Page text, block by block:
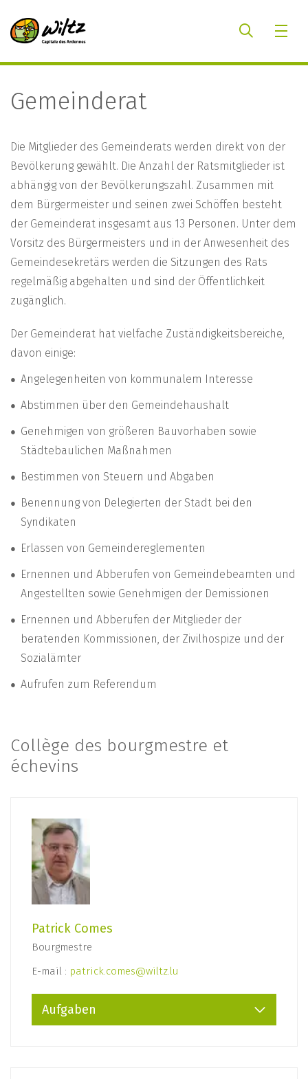
Gemeinderat
Die Mitglieder des Gemeinderats werden direkt von der
Bevölkerung gewählt. Die Anzahl der Ratsmitglieder ist
abhängig von der Bevölkerungszahl. Zusammen mit
dem Bürgermeister und seinen zwei Schöffen besteht
der Gemeinderat insgesamt aus 13 Personen. Unter dem
Vorsitz des Bürgermeisters und in der Anwesenheit des
Gemeindesekretärs werden die Sitzungen des Rats
regelmäßig abgehalten und sind der Öffentlichkeit
zugänglich.
Der Gemeinderat hat vielfache Zuständigkeitsbereiche,
davon einige:
Angelegenheiten von kommunalem Interesse
Abstimmen über den Gemeindehaushalt
Genehmigen von größeren Bauvorhaben sowie
Städtebaulichen Maßnahmen
Bestimmen von Steuern und Abgaben
Benennung von Delegierten der Stadt bei den
Syndikaten
Erlassen von Gemeindereglementen
Ernennen und Abberufen von Gemeindebeamten und
Angestellten sowie Genehmigen der Demissionen
Ernennen und Abberufen der Mitglieder der
beratenden Kommissionen, der Zivilhospize und der
Sozialämter
Aufrufen zum Referendum
Collège des bourgmestre et
échevins
Patrick Comes
Bourgmestre
E-mail : patrick.comes@wiltz.lu
Aufgaben